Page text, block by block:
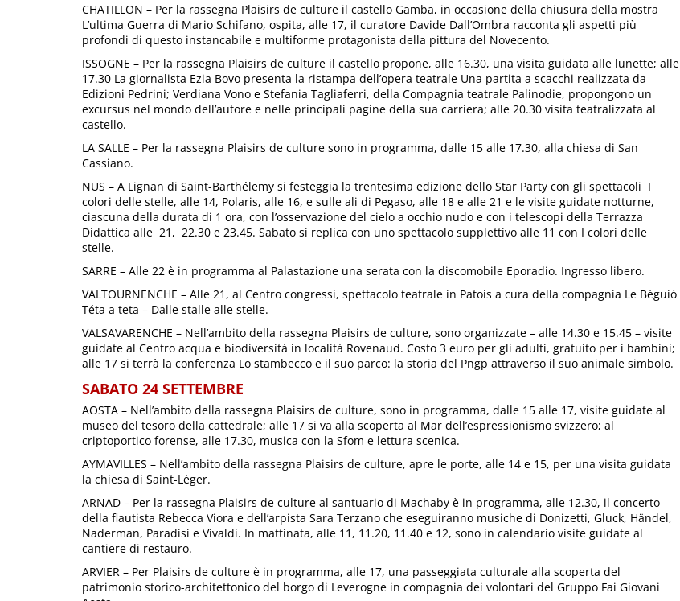
CHATILLON – Per la rassegna Plaisirs de culture il castello Gamba, in occasione della chiusura della mostra
L’ultima Guerra di Mario Schifano, ospita, alle 17, il curatore Davide Dall’Ombra racconta gli aspetti più
profondi di questo instancabile e multiforme protagonista della pittura del Novecento.
ISSOGNE – Per la rassegna Plaisirs de culture il castello propone, alle 16.30, una visita guidata alle lunette; alle
17.30 La giornalista Ezia Bovo presenta la ristampa dell’opera teatrale Una partita a scacchi realizzata da
Edizioni Pedrini; Verdiana Vono e Stefania Tagliaferri, della Compagnia teatrale Palinodie, propongono un
excursus nel mondo dell’autore e nelle principali pagine della sua carriera; alle 20.30 visita teatralizzata al
castello.
LA SALLE – Per la rassegna Plaisirs de culture sono in programma, dalle 15 alle 17.30, alla chiesa di San
Cassiano.
NUS – A Lignan di Saint-Barthélemy si festeggia la trentesima edizione dello Star Party con gli spettacoli I
colori delle stelle, alle 14, Polaris, alle 16, e sulle ali di Pegaso, alle 18 e alle 21 e le visite guidate notturne,
ciascuna della durata di 1 ora, con l’osservazione del cielo a occhio nudo e con i telescopi della Terrazza
Didattica alle 21, 22.30 e 23.45. Sabato si replica con uno spettacolo supplettivo alle 11 con I colori delle
stelle.
SARRE – Alle 22 è in programma al Palastazione una serata con la discomobile Eporadio. Ingresso libero.
VALTOURNENCHE – Alle 21, al Centro congressi, spettacolo teatrale in Patois a cura della compagnia Le Béguiò
Téta a teta – Dalle stalle alle stelle.
VALSAVARENCHE – Nell’ambito della rassegna Plaisirs de culture, sono organizzate – alle 14.30 e 15.45 – visite
guidate al Centro acqua e biodiversità in località Rovenaud. Costo 3 euro per gli adulti, gratuito per i bambini;
alle 17 si terrà la conferenza Lo stambecco e il suo parco: la storia del Pngp attraverso il suo animale simbolo.
SABATO 24 SETTEMBRE
AOSTA – Nell’ambito della rassegna Plaisirs de culture, sono in programma, dalle 15 alle 17, visite guidate al
museo del tesoro della cattedrale; alle 17 si va alla scoperta al Mar dell’espressionismo svizzero; al
criptoportico forense, alle 17.30, musica con la Sfom e lettura scenica.
AYMAVILLES – Nell’ambito della rassegna Plaisirs de culture, apre le porte, alle 14 e 15, per una visita guidata
la chiesa di Saint-Léger.
ARNAD – Per la rassegna Plaisirs de culture al santuario di Machaby è in programma, alle 12.30, il concerto
della flautista Rebecca Viora e dell’arpista Sara Terzano che eseguiranno musiche di Donizetti, Gluck, Händel,
Naderman, Paradisi e Vivaldi. In mattinata, alle 11, 11.20, 11.40 e 12, sono in calendario visite guidate al
cantiere di restauro.
ARVIER – Per Plaisirs de culture è in programma, alle 17, una passeggiata culturale alla scoperta del
patrimonio storico-architettonico del borgo di Leverogne in compagnia dei volontari del Gruppo Fai Giovani